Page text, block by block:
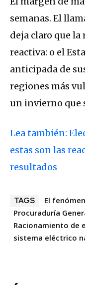
semanas. El
deja claro que la
reactiva: o el
anticipada de
regiones más
un invierno que
Lea también:
estas son las
resultados
TAGS El
Procuraduría
Racionamiento de
sistema eléctrico